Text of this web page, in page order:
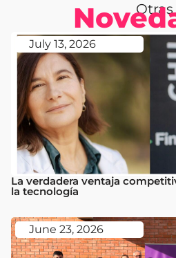
Otras
July 13, 2026
La verdadera ventaja
la tecnología
June 23, 2026